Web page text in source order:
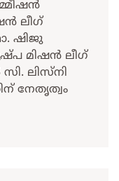
ലീഗ്
ഷിജു
മിഷൻ ലീഗ്
ലിസ്നി
നേതൃത്വം